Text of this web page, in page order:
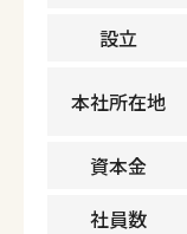
設立
本社所在地
資本金
社員数